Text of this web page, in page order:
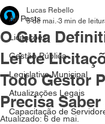
All Posts
Licitações
Gestão Pública
Legislativo Municipal
Atualizaçōes Legais
Capacitação de
O Guia
Lei de
Todo Gestor
Precisa Saber
Lucas Rebello
5 de mai. 3 min de
Atualizado: 6 de mai.